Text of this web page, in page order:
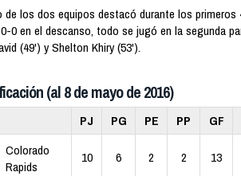
de los dos equipos destacó durante los primeros
0 en el descanso, todo se jugó en la segunda
(49') y Shelton Khiry (53').
(al 8 de mayo de 2016)
PJ PG PE PP GF
Colorado
Rapids
10 6 2 2 13